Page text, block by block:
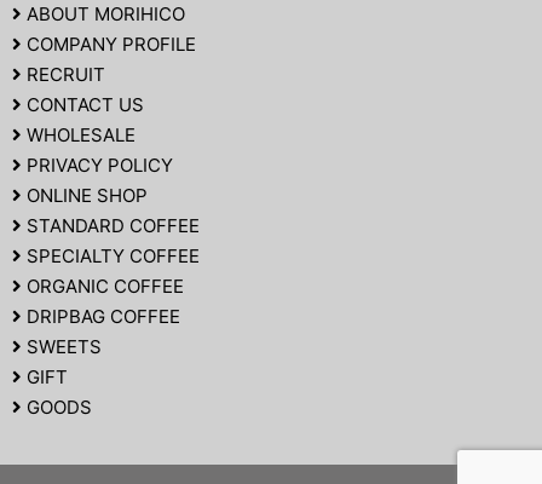
ABOUT MORIHICO
COMPANY PROFILE
RECRUIT
CONTACT US
WHOLESALE
PRIVACY POLICY
ONLINE SHOP
STANDARD COFFEE
SPECIALTY COFFEE
ORGANIC COFFEE
DRIPBAG COFFEE
SWEETS
GIFT
GOODS